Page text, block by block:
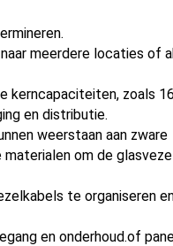
meerdere locaties of
kerncapaciteiten, zoals
en distributie.
weerstaan aan zware
om de
te organiseren
en onderhoud.of